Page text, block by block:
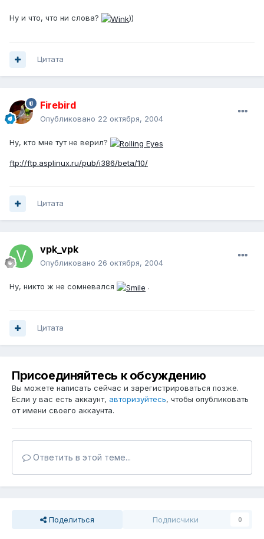
Ну и что, что ни слова? ))
Цитата
Firebird
Опубликовано 22 октября, 2004
Ну, кто мне тут не верил?
ftp://ftp.asplinux.ru/pub/i386/beta/10/
Цитата
vpk_vpk
Опубликовано 26 октября, 2004
Ну, никто ж не сомневался .
Цитата
Присоединяйтесь к обсуждению
Вы можете написать сейчас и зарегистрироваться позже.
Если у вас есть аккаунт, авторизуйтесь, чтобы опубликовать
от имени своего аккаунта.
Ответить в этой теме...
Поделиться Подписчики 0